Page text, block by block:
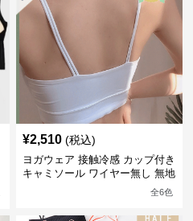
¥2,510 (税込)
ヨガウェア 接触冷感 カップ付き
キャミソール ワイヤー無し 無地
全6色